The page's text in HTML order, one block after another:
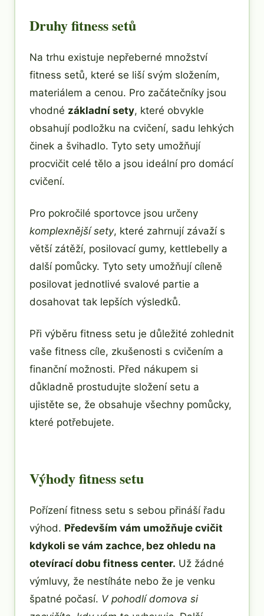
Druhy fitness setů
Na trhu existuje nepřeberné množství
fitness setů, které se liší svým složením,
materiálem a cenou. Pro začátečníky jsou
vhodné základní sety, které obvykle
obsahují podložku na cvičení, sadu lehkých
činek a švihadlo. Tyto sety umožňují
procvičit celé tělo a jsou ideální pro domácí
cvičení.
Pro pokročilé sportovce jsou určeny
komplexnější sety, které zahrnují závaží s
větší zátěží, posilovací gumy, kettlebelly a
další pomůcky. Tyto sety umožňují cíleně
posilovat jednotlivé svalové partie a
dosahovat tak lepších výsledků.
Při výběru fitness setu je důležité zohlednit
vaše fitness cíle, zkušenosti s cvičením a
finanční možnosti. Před nákupem si
důkladně prostudujte složení setu a
ujistěte se, že obsahuje všechny pomůcky,
které potřebujete.
Výhody fitness setu
Pořízení fitness setu s sebou přináší řadu
výhod. Především vám umožňuje cvičit
kdykoli se vám zachce, bez ohledu na
otevírací dobu fitness center. Už žádné
výmluvy, že nestíháte nebo že je venku
špatné počasí. V pohodlí domova si